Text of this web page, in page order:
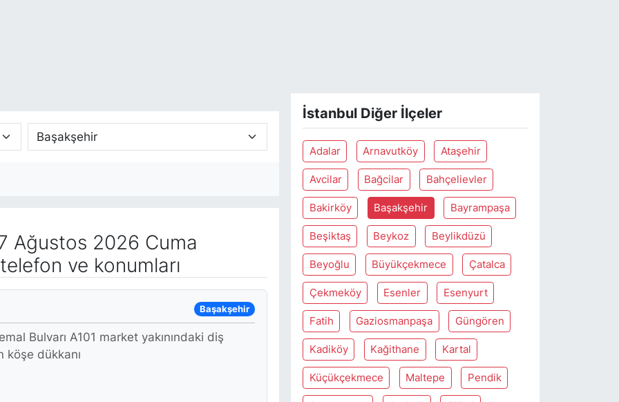
Ağustos 2026 Cuma
ve konumları
Başakşehir
Bulvarı A101 market yakınındaki diş
köşe dükkanı
İstanbul Diğer İlçeler
Adalar Arnavutköy Ataşehir
Avcilar Bağcilar Bahçelievler
Bakirköy Başakşehir Bayrampaşa
Beşiktaş Beykoz Beylikdüzü
Beyoğlu Büyükçekmece Çatalca
Çekmeköy Esenler Esenyurt
Fatih Gaziosmanpaşa Güngören
Kadiköy Kağithane Kartal
Küçükçekmece Maltepe Pendik